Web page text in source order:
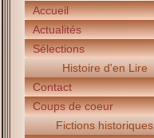
Accueil
Actualités
Sélections
Histoire d'en Lire
Contact
Coups de coeur
Fictions historiques